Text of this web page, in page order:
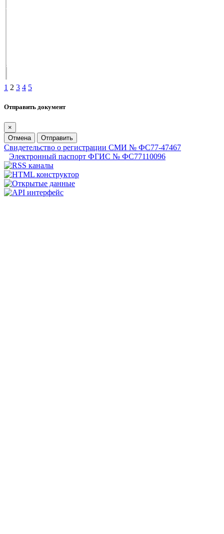
1 2 3 4 5
Отправить документ
×
Отмена
Отправить
Свидетельство о регистрации СМИ № ФС77-47467
Электронный паспорт ФГИС № ФС77110096